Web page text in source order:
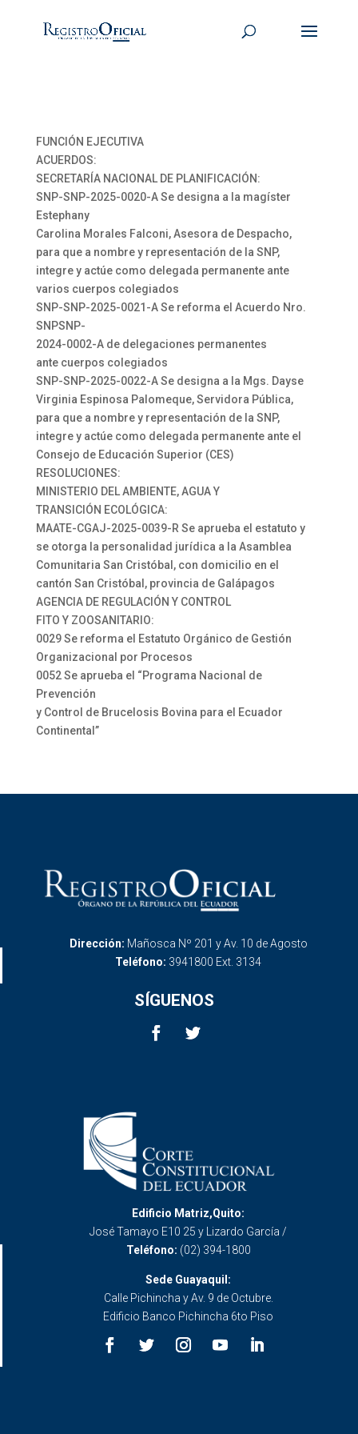
FUNCIÓN EJECUTIVA
ACUERDOS:
SECRETARÍA NACIONAL DE PLANIFICACIÓN:
SNP-SNP-2025-0020-A Se designa a la magíster
Estephany
Carolina Morales Falconi, Asesora de Despacho,
para que a nombre y representación de la SNP,
integre y actúe como delegada permanente ante
varios cuerpos colegiados
SNP-SNP-2025-0021-A Se reforma el Acuerdo Nro.
SNPSNP-
2024-0002-A de delegaciones permanentes
ante cuerpos colegiados
SNP-SNP-2025-0022-A Se designa a la Mgs. Dayse
Virginia Espinosa Palomeque, Servidora Pública,
para que a nombre y representación de la SNP,
integre y actúe como delegada permanente ante el
Consejo de Educación Superior (CES)
RESOLUCIONES:
MINISTERIO DEL AMBIENTE, AGUA Y
TRANSICIÓN ECOLÓGICA:
MAATE-CGAJ-2025-0039-R Se aprueba el estatuto y
se otorga la personalidad jurídica a la Asamblea
Comunitaria San Cristóbal, con domicilio en el
cantón San Cristóbal, provincia de Galápagos
AGENCIA DE REGULACIÓN Y CONTROL
FITO Y ZOOSANITARIO:
0029 Se reforma el Estatuto Orgánico de Gestión
Organizacional por Procesos
0052 Se aprueba el “Programa Nacional de
Prevención
y Control de Brucelosis Bovina para el Ecuador
Continental”
Dirección: Mañosca Nº 201 y Av. 10 de Agosto
Teléfono: 3941800 Ext. 3134
SÍGUENOS
Edificio Matriz,Quito:
José Tamayo E10 25 y Lizardo García /
Teléfono: (02) 394-1800
Sede Guayaquil:
Calle Pichincha y Av. 9 de Octubre.
Edificio Banco Pichincha 6to Piso